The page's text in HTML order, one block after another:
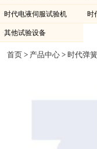
·时代电液伺服试验机 ·时
·其他试验设备
北京时代正规代理商北京亦庄
济开发区-哈尔滨经济开发区-
区-连云港开发区-南通开发区-
西宁开发区-银川开发区-乌鲁
网辽宁-淄博-宁夏-绵阳-云南-
包头-鞍山-大庆-锦州-铁岭-盘
代仪器正品郑州开发区-武汉
大亚湾开发区-湛江开发区-南
首页 > 产品中心 > 时代弹